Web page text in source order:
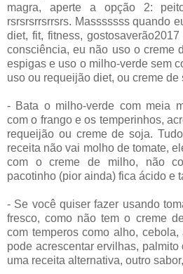
magra, aperte a opção 2:
rsrsrsrrsrrsrs. Masssssss quando
diet, fit, fitness,
consciência, eu não uso o creme
espigas e uso o milho-verde sem
uso ou requeijão diet, ou creme de
- Bata o milho-verde com meia
com o frango e os temperinhos,
requeijão ou creme de soja.
receita não vai molho de tomate,
com o creme de milho, não
pacotinho (pior ainda) fica ácido e
- Se você quiser fazer usando
fresco, como não tem o creme
com temperos como alho,
pode acrescentar ervilhas,
uma receita alternativa, outro